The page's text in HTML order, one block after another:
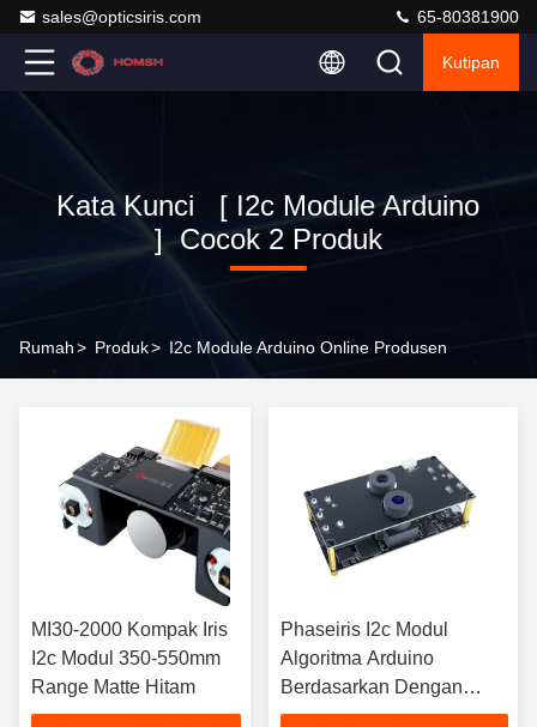
sales@opticsiris.com 65-80381900
Kutipan
Kata Kunci [ I2c Module Arduino
] Cocok 2 Produk
Rumah> Produk> I2c Module Arduino Online Produsen
MI30-2000 Kompak Iris
I2c Modul 350-550mm
Range Matte Hitam
Phaseiris I2c Modul
Algoritma Arduino
Berdasarkan Dengan
10000 Orang Internal